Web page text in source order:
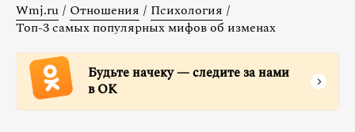
Wmj.ru / Отношения / Психология /
Топ-3 самых популярных мифов об изменах
Будьте начеку — следите за нами
в ОК